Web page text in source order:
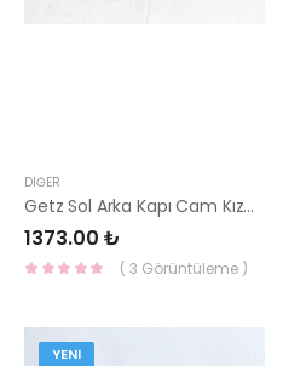
DIĞER
Getz Sol Arka Kapı Cam Kızağı 2003-2011 83510-1C000-HMC
1373.00 ₺
( 3 Görüntüleme )
YENI